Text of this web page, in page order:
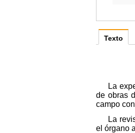
Texto
La
de obras
campo
La
el órgano